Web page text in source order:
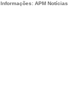
Informações: APM Notícias